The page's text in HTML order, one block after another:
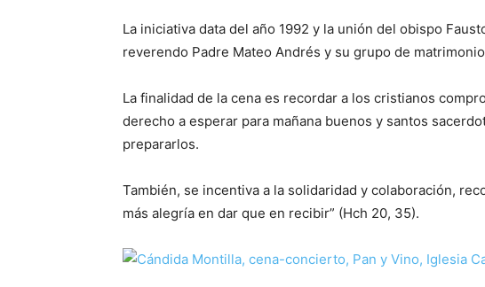
La iniciativa data del año 1992 y la unión del obispo
reverendo Padre Mateo Andrés y su grupo de
La finalidad de la cena es recordar a los cristianos
derecho a esperar para mañana buenos y santos
prepararlos.
También, se incentiva a la solidaridad y colaboración,
más alegría en dar que en recibir” (Hch 20, 35).